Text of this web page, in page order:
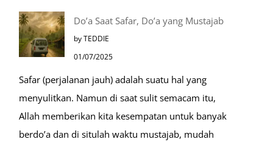
Tempat-
Tempat
Mustajab
Berdoa
Saat
Umroh
Do’a Saat Safar, Do’a yang Mustajab
by TEDDIE
01/07/2025
Safar (perjalanan jauh) adalah suatu hal yang
menyulitkan. Namun di saat sulit semacam itu,
Allah memberikan kita kesempatan untuk banyak
berdo’a dan di situlah waktu mustajab, mudah